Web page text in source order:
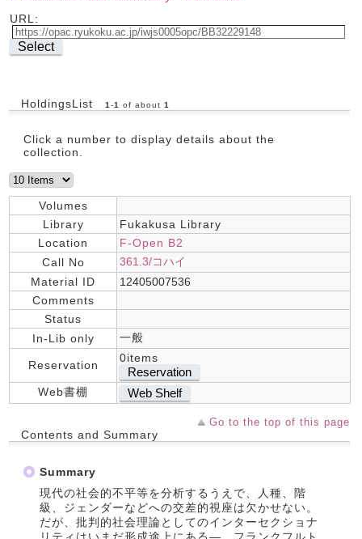
URL:
Select
HoldingsList 1 -1 of about 1
Click a number to display details about the
collection.
Volumes
Library
Fukakusa Library
Location
F-Open B2
Call No
361.3/コハイ
Material ID
12405007536
Comments
Status
In-Lib only
一般
Reservation
0items
Reservation
Web書棚 Web Shelf
Go to the top of this page
Contents and Summary
Summary
現代の社会的不平等を分析するうえで、人種、階
級、ジェンダーなどへの交差的視座は欠かせない。
だが、批判的社会理論としてのインターセクショナ